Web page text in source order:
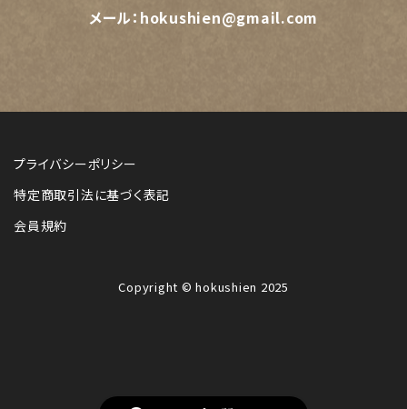
メール： hokushien@gmail.com
プライバシーポリシー
特定商取引法に基づく表記
会員規約
Copyright © hokushien 2025